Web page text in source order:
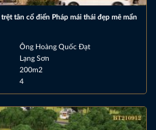
tân cổ điển Pháp mái thái đẹp mê mẩn
Ông Hoàng Quốc Đạt
Lạng Sơn
200m2
4